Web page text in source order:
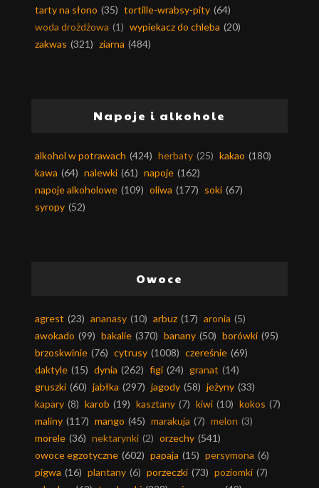
tarty na słono (35) tortille-wrabsy-pity (64)
woda drożdżowa (1) wypiekacz do chleba (20)
zakwas (321) ziarna (484)
Napoje i alkohole
alkohol w potrawach (424) herbaty (25) kakao (180)
kawa (64) nalewki (61) napoje (162)
napoje alkoholowe (109) oliwa (177) soki (67)
syropy (52)
Owoce
agrest (23) ananasy (10) arbuz (17) aronia (5)
awokado (99) bakalie (370) banany (50) borówki (95)
brzoskwinie (76) cytrusy (1008) czereśnie (69)
daktyle (15) dynia (262) figi (24) granat (14)
gruszki (60) jabłka (297) jagody (58) jeżyny (33)
kapary (8) karob (19) kasztany (7) kiwi (10) kokos (7)
maliny (117) mango (45) marakuja (7) melon (3)
morele (36) nektarynki (2) orzechy (541)
owoce egzotyczne (602) papaja (15) persymona (6)
pigwa (16) plantany (6) porzeczki (73) poziomki (7)